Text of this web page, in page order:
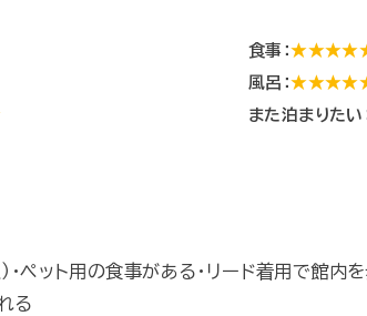
食事：
風呂：
また泊まりたい
・ペット用の食事がある・リード着用で館内
る